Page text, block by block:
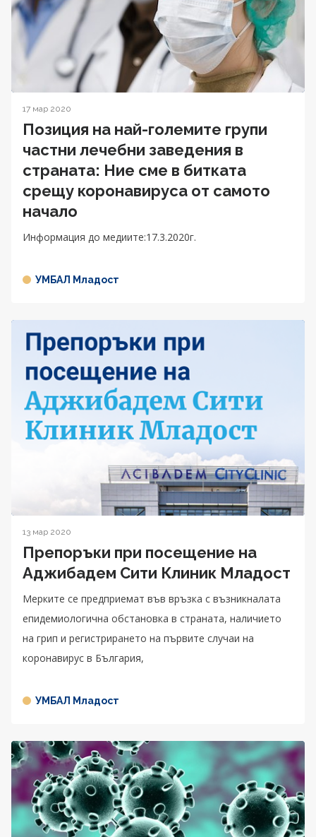
17 мар 2020
Позиция на най-големите групи
частни лечебни заведения в
страната: Ние сме в битката
срещу коронавируса от самото
начало
Информация до медиите:17.3.2020г.
УМБАЛ Младост
13 мар 2020
Препоръки при посещение на
Аджибадем Сити Клиник Младост
Мерките се предприемат във връзка с възникналата
епидемиологична обстановка в страната, наличието
на грип и регистрирането на първите случаи на
коронавирус в България,
УМБАЛ Младост